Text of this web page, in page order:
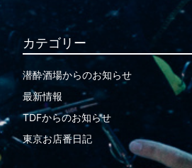
カテゴリー
潜酔酒場からのお知らせ
最新情報
TDFからのお知らせ
東京お店番日記